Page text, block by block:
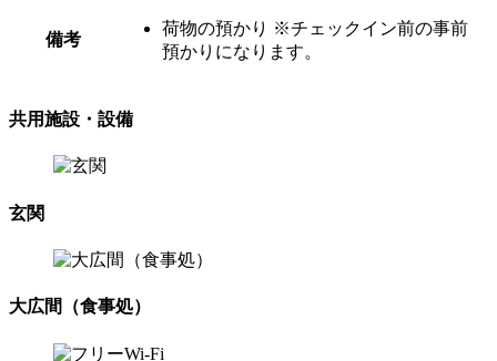
備考
荷物の預かり ※チェックイン前の事前
預かりになります。
共用施設・設備
玄関
大広間（食事処）